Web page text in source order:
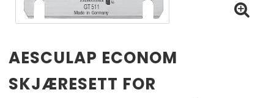
AESCULAP ECONOM
SKJÆRESETT FOR